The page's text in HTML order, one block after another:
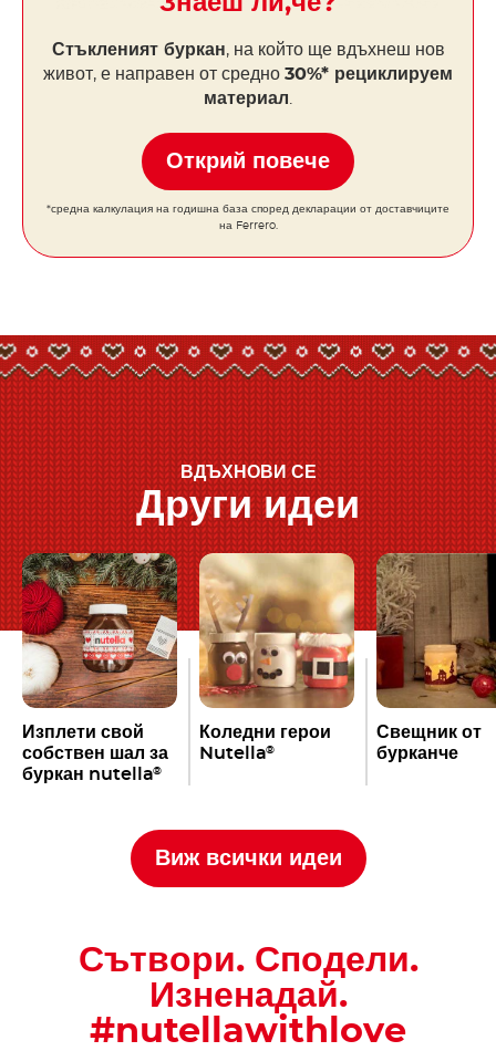
Стъкленият буркан, на който ще вдъхнеш нов
живот, е направен от средно 30%* рециклируем
материал
Открий повече
*средна калкулация на годишна база според декларации от доставчиците
на Ferrero.
ВДЪХНОВИ СЕ
Други идеи
Изплети свой
собствен шал за
буркан nutella®
Коледни герои
Nutella®
Свещник от
бурканче
Виж всички идеи
Сътвори. Сподели.
Изненадай.
#nutellawithlove